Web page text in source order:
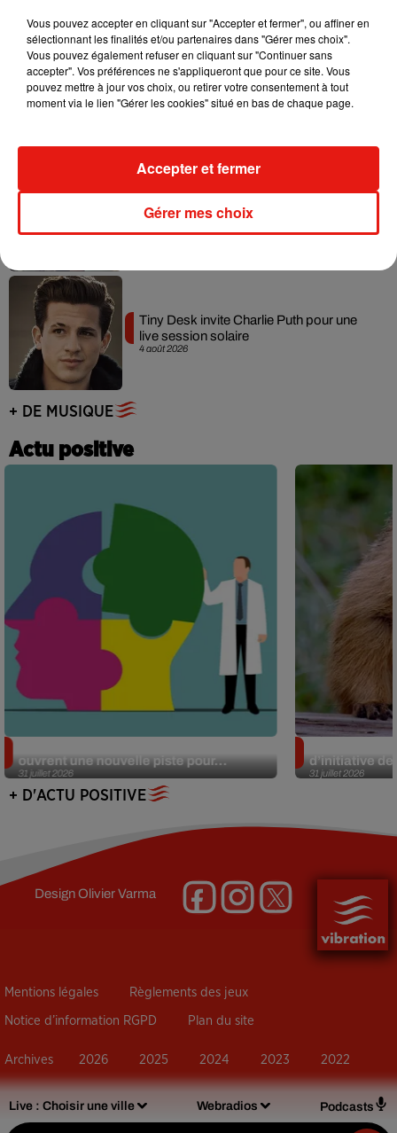
Live : Choisir une ville Webradios Podcasts
Angèle et Amélie Lens dévoilent leur
collaboration tant attendue
5 août 2026
Becky G sur son nouveau single
4 août 2026
Tiny Desk invite Charlie Puth pour une
live session solaire
+ DE MUSIQUE
Actu positive
31 juillet 2026
ouvrent une nouvelle piste pour...
31 juillet 2026
d’initiative
+ D'ACTU POSITIVE
DesignOlivier Varma
Mentions légales Règlements des jeux
Notice d’information RGPD Plan du site
Archives 2026 2025 2024 2023 2022
Vous pouvez accepter en cliquant sur "Accepter et fermer", ou affiner en
sélectionnant les finalités et/ou partenaires dans "Gérer mes choix".
Vous pouvez également refuser en cliquant sur "Continuer sans
accepter". Vos préférences ne s'appliqueront que pour ce site. Vous
pouvez mettre à jour vos choix, ou retirer votre consentement à tout
moment via le lien "Gérer les cookies" situé en bas de chaque page.
Gérer mes choix
Accepter et fermer